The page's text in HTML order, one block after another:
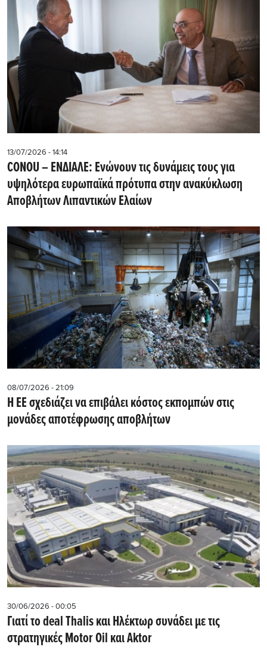
13/07/2026 - 14:14
CONOU – ΕΝΔΙΑΛΕ: Ενώνουν τις δυνάμεις τους για
υψηλότερα ευρωπαϊκά πρότυπα στην ανακύκλωση
Αποβλήτων Λιπαντικών Ελαίων
08/07/2026 - 21:09
Η ΕΕ σχεδιάζει να επιβάλει κόστος εκπομπών στις
μονάδες αποτέφρωσης αποβλήτων
30/06/2026 - 00:05
Γιατί το deal Thalis και Ηλέκτωρ συνάδει με τις
στρατηγικές Motor Oil και Aktor